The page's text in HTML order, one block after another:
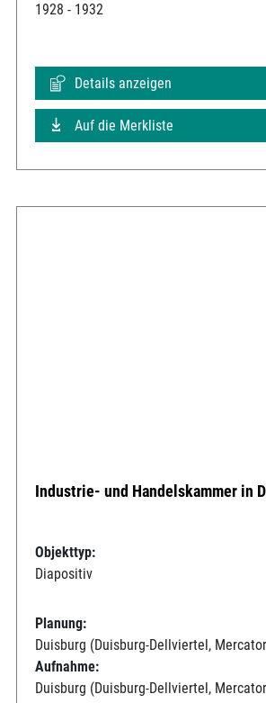
1928 - 1932
Details anzeigen
Auf die Merkliste
Industrie- und Handelskammer in
Objekttyp:
Diapositiv
Planung:
Duisburg (Duisburg-Dellviertel,
Aufnahme:
Duisburg (Duisburg-Dellviertel,